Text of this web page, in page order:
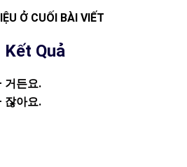
Ở CUỐI BÀI VIẾT
Kết Quả
거든요.
잖아요.